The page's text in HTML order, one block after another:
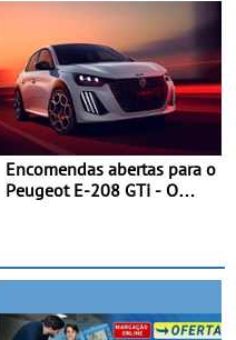
Novo automóvel de
competição, um calendário
apelativo e uma equipa
júnior competitiva
Encomendas abertas para o
Peugeot E-208 GTi - O